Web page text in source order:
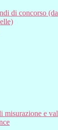
di concorso
misurazione e